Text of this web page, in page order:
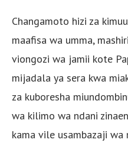
Changamoto hizi za
maafisa wa umma,
viongozi wa jamii kote
mijadala ya sera kwa
za kuboresha
wa kilimo wa ndani
kama vile usambazaji wa